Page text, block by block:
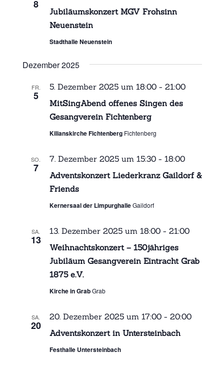
8
Jubiläumskonzert MGV Frohsinn
Neuenstein
Stadthalle Neuenstein
Dezember 2025
FR.
5
MitSingAbend offenes Singen des
Gesangverein Fichtenberg
5. Dezember 2025 um 18:00- 21:00
Kilianskirche Fichtenberg Fichtenberg
SO.
7
Adventskonzert Liederkranz Gaildorf &
Friends
7. Dezember 2025 um 15:30- 18:00
Kernersaal der LimpurghalleGaildorf
SA.
13
Weihnachtskonzert – 150jähriges
Jubiläum Gesangverein Eintracht Grab
1875 e.V.
13. Dezember 2025 um 18:00- 21:00
Kirche in GrabGrab
SA.
20
Adventskonzert in Untersteinbach
20. Dezember 2025 um 17:00- 20:00
Festhalle Untersteinbach